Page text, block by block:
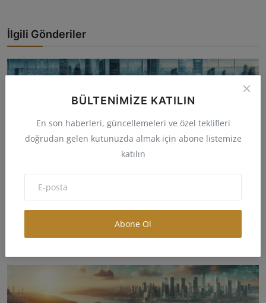
BÜLTENIMIZE KATILIN
En son haberleri, güncellemeleri ve özel teklifleri
doğrudan gelen kutunuzda almak için abone listemize
katılın
Abone Ol
İlgili Gönderiler
Kentsel Dönüşüm Enerji Verimliliği İçin Bir Fırsat Olab...